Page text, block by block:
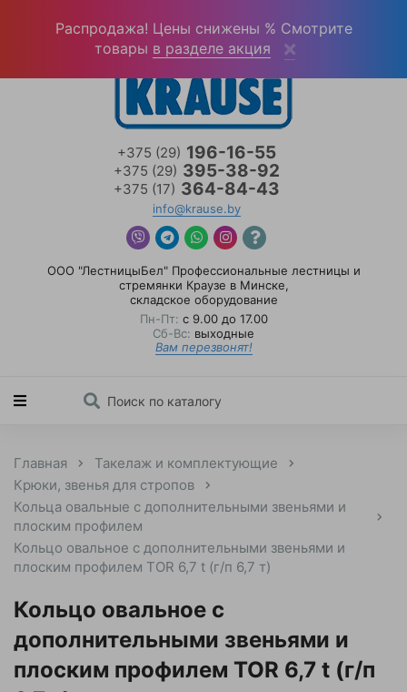
+375 (29) 196-16-55
+375 (29) 395-38-92
+375 (17) 364-84-43
info@krause.by
ООО "ЛестницыБел" Профессиональные лестницы и
стремянки Краузе в Минске,
складское оборудование
Пн-Пт: с 9.00 до 17.00
Сб-Вс: выходные
Вам перезвонят!
Главная
Такелаж и комплектующие
Крюки, звенья для стропов
Кольца овальные с дополнительными звеньями и
плоским профилем
Кольцо овальное с дополнительными звеньями и
плоским профилем TOR 6,7 t (г/п 6,7 т)
Кольцо овальное с
дополнительными звеньями и
плоским профилем TOR 6,7 t (г/п
Распродажа! Цены снижены % Смотрите
товары в разделе акция